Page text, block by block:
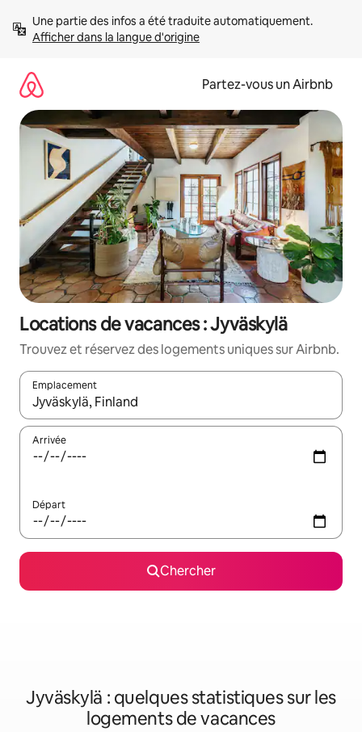
directement
Afficher dans la langue d'origine
Partez-vous un Airbnb
Locations de vacances : Jyväskylä
Trouvez et réservez des logements uniques sur Airbnb.
Emplacement
Quand les résultats sont affichés, parcourez-les en utilisant
Arrivée
Départ
Chercher
Jyväskylä : quelques statistiques sur les
logements de vacances